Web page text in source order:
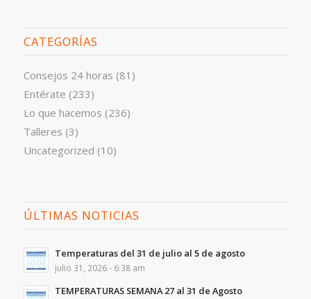
CATEGORÍAS
Consejos 24 horas (81)
Entérate (233)
Lo que hacemos (236)
Talleres (3)
Uncategorized (10)
ÚLTIMAS NOTICIAS
Temperaturas del 31 de julio al 5 de agosto
julio 31, 2026 - 6:38 am
TEMPERATURAS SEMANA 27 al 31 de Agosto